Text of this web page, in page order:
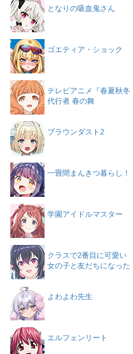
となりの吸血鬼さん
ゴエティア・ショック
テレビアニメ『春夏秋冬
代行者 春の舞
ブラウンダスト2
一畳間まんきつ暮らし！
学園アイドルマスター
クラスで2番目に可愛い
女の子と友だちになった
よわよわ先生
エルフェンリート